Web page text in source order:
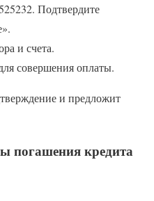
Подтвердите
и счета.
совершения оплаты.
и предложит
погашения кредита